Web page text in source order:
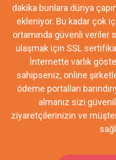
dakika bunlara dünya
ekleniyor. Bu kadar çok
ortamında güvenli veriler
ulaşmak için SSL
İnternette varlık
sahipseniz, online
ödeme portalları
almanız sizi
ziyaretçilerinizin ve